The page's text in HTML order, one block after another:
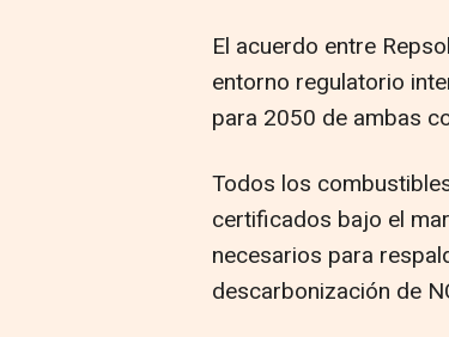
El acuerdo entre
entorno regulatorio
para 2050 de ambas
Todos los
certificados bajo el
necesarios para
descarbonización de